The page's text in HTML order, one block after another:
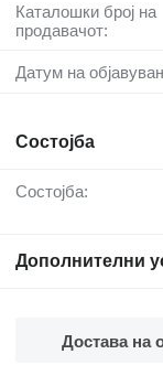
Каталошки број на
продавачот:
Датум на
Состојба
Состојба:
Дополнителни
Достава на